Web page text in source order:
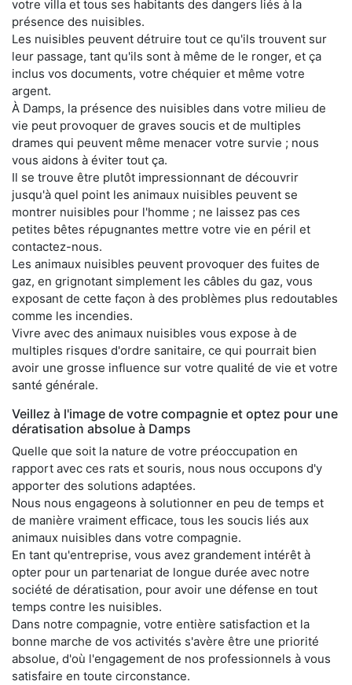
votre villa et tous ses habitants des dangers liés à la
présence des nuisibles.
Les nuisibles peuvent détruire tout ce qu'ils trouvent sur
leur passage, tant qu'ils sont à même de le ronger, et ça
inclus vos documents, votre chéquier et même votre
argent.
À Damps, la présence des nuisibles dans votre milieu de
vie peut provoquer de graves soucis et de multiples
drames qui peuvent même menacer votre survie ; nous
vous aidons à éviter tout ça.
Il se trouve être plutôt impressionnant de découvrir
jusqu'à quel point les animaux nuisibles peuvent se
montrer nuisibles pour l'homme ; ne laissez pas ces
petites bêtes répugnantes mettre votre vie en péril et
contactez-nous.
Les animaux nuisibles peuvent provoquer des fuites de
gaz, en grignotant simplement les câbles du gaz, vous
exposant de cette façon à des problèmes plus redoutables
comme les incendies.
Vivre avec des animaux nuisibles vous expose à de
multiples risques d'ordre sanitaire, ce qui pourrait bien
avoir une grosse influence sur votre qualité de vie et votre
santé générale.
Veillez à l'image de votre compagnie et optez pour une
dératisation absolue à Damps
Quelle que soit la nature de votre préoccupation en
rapport avec ces rats et souris, nous nous occupons d'y
apporter des solutions adaptées.
Nous nous engageons à solutionner en peu de temps et
de manière vraiment efficace, tous les soucis liés aux
animaux nuisibles dans votre compagnie.
En tant qu'entreprise, vous avez grandement intérêt à
opter pour un partenariat de longue durée avec notre
société de dératisation, pour avoir une défense en tout
temps contre les nuisibles.
Dans notre compagnie, votre entière satisfaction et la
bonne marche de vos activités s'avère être une priorité
absolue, d'où l'engagement de nos professionnels à vous
satisfaire en toute circonstance.